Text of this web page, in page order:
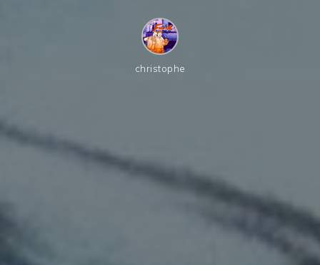
christophe